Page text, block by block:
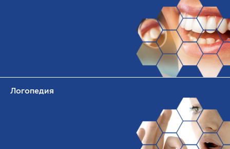
Логопедия